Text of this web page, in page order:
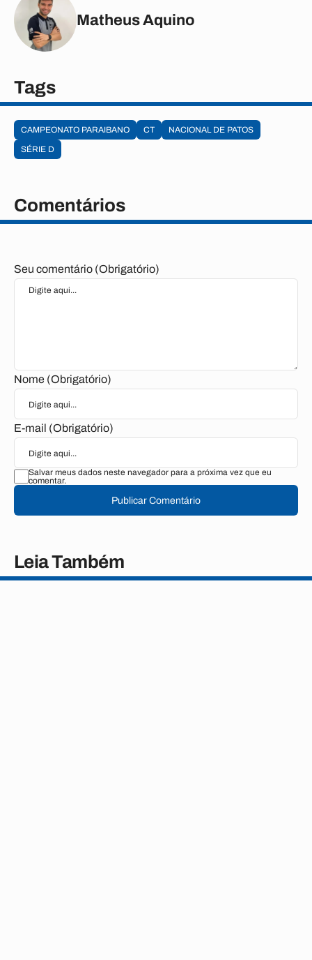
Matheus Aquino
Tags
CAMPEONATO PARAIBANO CT
NACIONAL DE PATOS
SÉRIE D
Comentários
Seu comentário (Obrigatório)
Nome (Obrigatório)
E-mail (Obrigatório)
Salvar meus dados neste navegador para a próxima vez que eu
comentar.
Publicar Comentário
Leia Também